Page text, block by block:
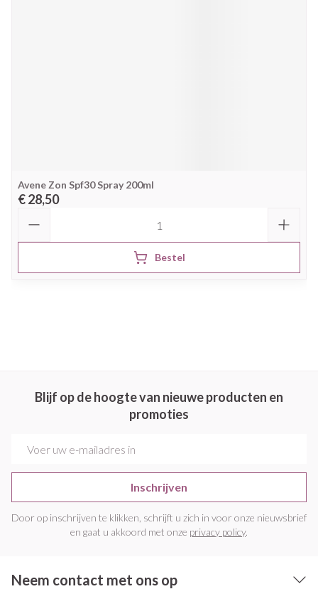
Avene Zon Spf30 Spray 200ml
€ 28,50
Bestel
Blijf op de hoogte van nieuwe producten en
promoties
Inschrijven
Door op inschrijven te klikken, schrijft u zich in voor onze nieuwsbrief
en gaat u akkoord met onze privacy policy.
Neem contact met ons op